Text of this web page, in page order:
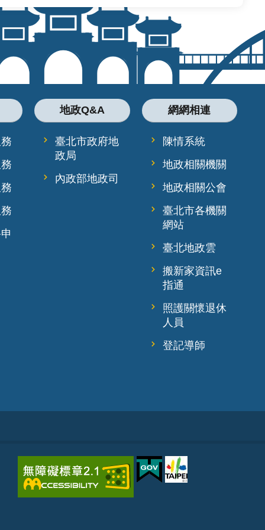
地政Q&A
臺北市政府地
政局
內政部地政司
網網相連
陳情系統
地政相關機關
地政相關公會
臺北市各機關
網站
臺北地政雲
搬新家資訊e
指通
照護關懷退休
人員
登記導師